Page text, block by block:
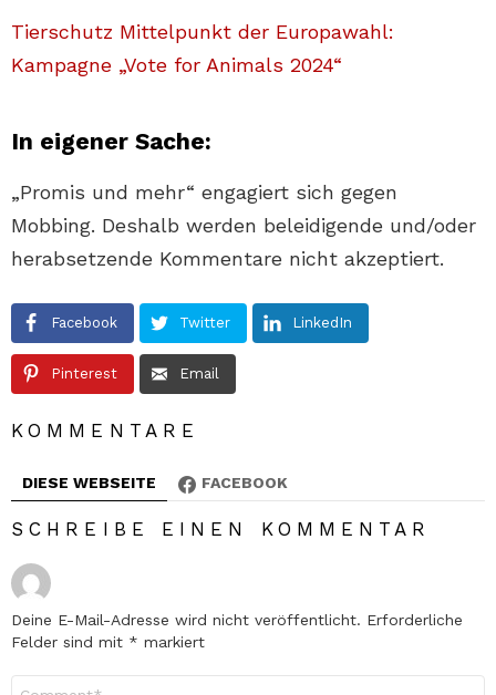
Tierschutz Mittelpunkt der Europawahl:
Kampagne „Vote for Animals 2024“
In eigener Sache:
„Promis und mehr“ engagiert sich gegen
Mobbing. Deshalb werden beleidigende und/oder
herabsetzende Kommentare nicht akzeptiert.
Facebook Twitter LinkedIn
Pinterest Email
KOMMENTARE
DIESE WEBSEITE FACEBOOK
SCHREIBE EINEN KOMMENTAR
Deine E-Mail-Adresse wird nicht veröffentlicht. Erforderliche
Felder sind mit * markiert